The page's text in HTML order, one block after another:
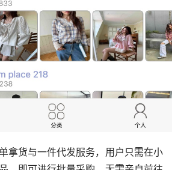
拿货与一件代发服务，用户只需在小